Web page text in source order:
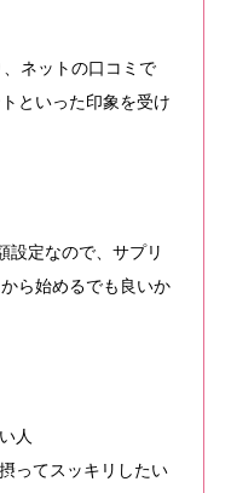
ネットの口コミで
といった印象を受け
設定なので、サプリ
から始めるでも良いか
人
ってスッキリしたい